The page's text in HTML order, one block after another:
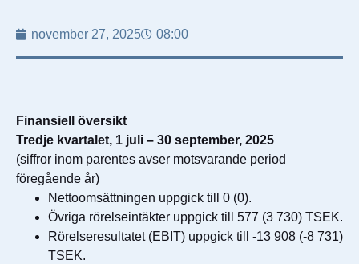
november 27, 2025 08:00
Finansiell översikt
Tredje kvartalet, 1 juli – 30 september, 2025
(siffror inom parentes avser motsvarande period
föregående år)
Nettoomsättningen uppgick till 0 (0).
Övriga rörelseintäkter uppgick till 577 (3 730) TSEK.
Rörelseresultatet (EBIT) uppgick till -13 908 (-8 731)
TSEK.